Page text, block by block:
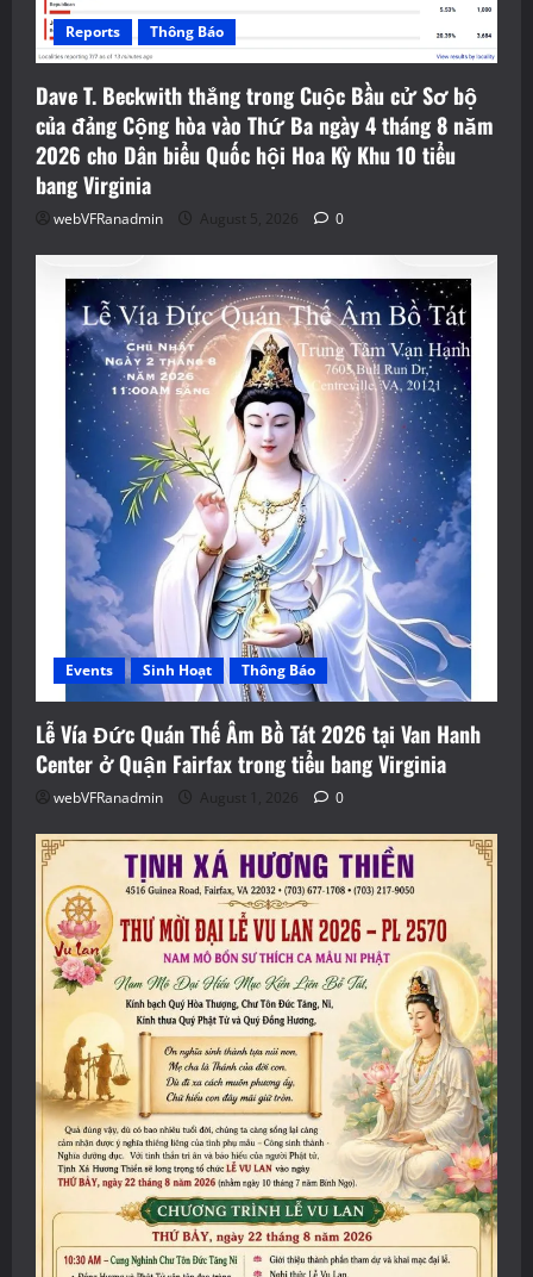
Reports Thông Báo
Dave T. Beckwith thắng trong Cuộc Bầu cử Sơ bộ
của đảng Cộng hòa vào Thứ Ba ngày 4 tháng 8 năm
2026 cho Dân biểu Quốc hội Hoa Kỳ Khu 10 tiểu
bang Virginia
webVFRanadmin August 5, 2026 0
Events Sinh Hoạt Thông Báo
Lễ Vía Đức Quán Thế Âm Bồ Tát 2026 tại Van Hanh
Center ở Quận Fairfax trong tiểu bang Virginia
webVFRanadmin August 1, 2026 0